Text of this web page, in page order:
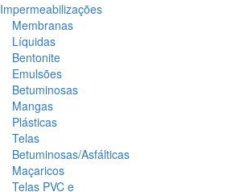
Impermeabilizações
Membranas
Líquidas
Bentonite
Emulsões
Betuminosas
Mangas
Plásticas
Telas
Betuminosas/Asfálticas
Maçaricos
Telas PVC e